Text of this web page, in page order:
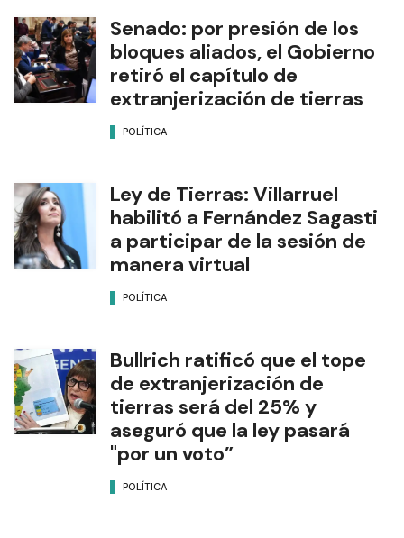
Senado: por presión de los
bloques aliados, el Gobierno
retiró el capítulo de
extranjerización de tierras
POLÍTICA
Ley de Tierras: Villarruel
habilitó a Fernández Sagasti
a participar de la sesión de
manera virtual
POLÍTICA
Bullrich ratificó que el tope
de extranjerización de
tierras será del 25% y
aseguró que la ley pasará
"por un voto”
POLÍTICA